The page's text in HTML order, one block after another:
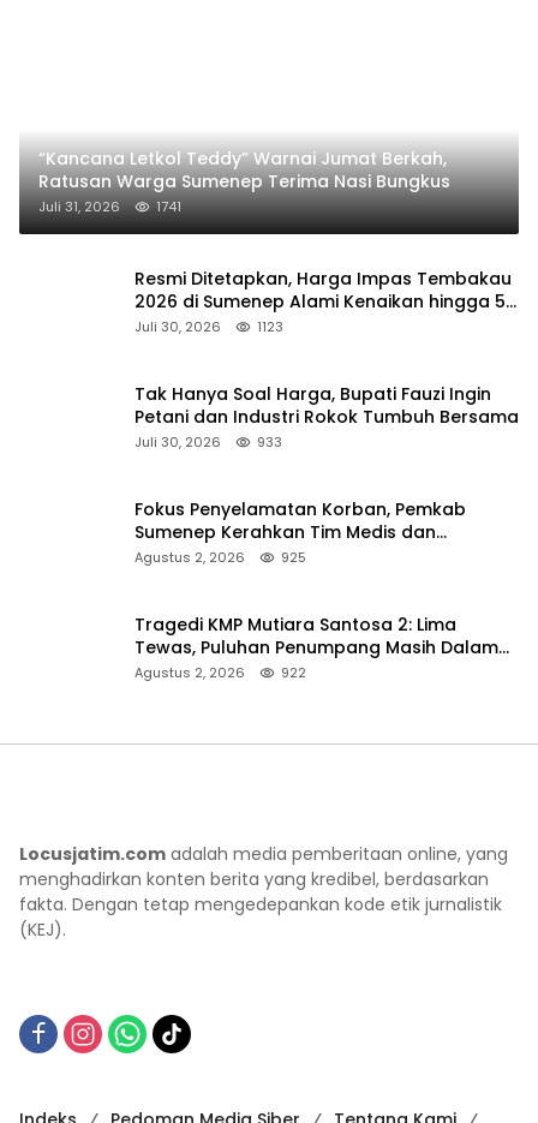
“Kancana Letkol Teddy” Warnai Jumat Berkah,
Ratusan Warga Sumenep Terima Nasi Bungkus
Juli 31, 2026 1741
Resmi Ditetapkan, Harga Impas Tembakau
2026 di Sumenep Alami Kenaikan hingga 5
Persen
Juli 30, 2026 1123
Tak Hanya Soal Harga, Bupati Fauzi Ingin
Petani dan Industri Rokok Tumbuh Bersama
Juli 30, 2026 933
Fokus Penyelamatan Korban, Pemkab
Sumenep Kerahkan Tim Medis dan
Ambulans ke Pelabuhan Kalianget
Agustus 2, 2026 925
Tragedi KMP Mutiara Santosa 2: Lima
Tewas, Puluhan Penumpang Masih Dalam
Pencarian
Agustus 2, 2026 922
Locusjatim.com adalah media pemberitaan online, yang
menghadirkan konten berita yang kredibel, berdasarkan
fakta. Dengan tetap mengedepankan kode etik jurnalistik
(KEJ).